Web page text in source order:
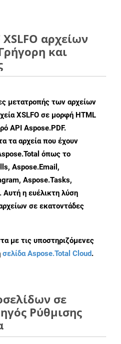
αρχείων
και
μετατροπής των αρχείων
XSLFO σε μορφή HTML
API Aspose.PDF.
τα αρχεία που έχουν
όπως το
Aspose.Email,
Aspose.Tasks,
η ευέλικτη λύση
σε εκατοντάδες
με τις υποστηριζόμενες
σελίδα Aspose.Total Cloud.
σε
Ρύθμισης